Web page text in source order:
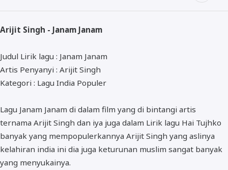
ALMANAR
RELIGI RAMADHAN
Arijit Singh - Janam Janam
Judul Lirik lagu : Janam Janam
Artis Penyanyi : Arijit Singh
Kategori : Lagu India Populer
Lagu Janam Janam di dalam film yang di bintangi artis
ternama Arijit Singh dan iya juga dalam Lirik lagu Hai Tujhko
banyak yang mempopulerkannya Arijit Singh yang aslinya
kelahiran india ini dia juga keturunan muslim sangat banyak
yang menyukainya.